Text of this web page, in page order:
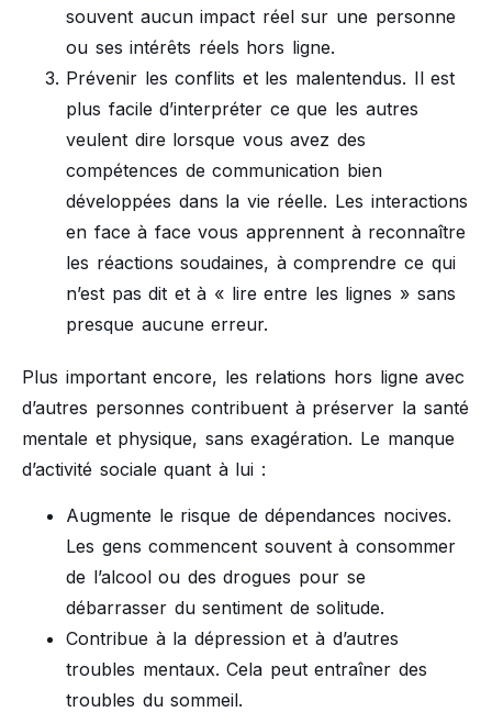
souvent aucun impact réel sur une personne
ou ses intérêts réels hors ligne.
Prévenir les conflits et les malentendus. Il est
plus facile d’interpréter ce que les autres
veulent dire lorsque vous avez des
compétences de communication bien
développées dans la vie réelle. Les interactions
en face à face vous apprennent à reconnaître
les réactions soudaines, à comprendre ce qui
n’est pas dit et à « lire entre les lignes » sans
presque aucune erreur.
Plus important encore, les relations hors ligne avec
d’autres personnes contribuent à préserver la santé
mentale et physique, sans exagération. Le manque
d’activité sociale quant à lui :
Augmente le risque de dépendances nocives.
Les gens commencent souvent à consommer
de l’alcool ou des drogues pour se
débarrasser du sentiment de solitude.
Contribue à la dépression et à d’autres
troubles mentaux. Cela peut entraîner des
troubles du sommeil.